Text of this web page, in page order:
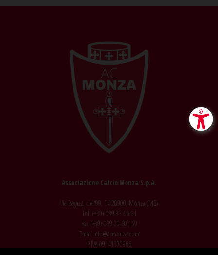
Associazione Calcio Monza S.p.A.
Via Ragazzi del'99, 14 20900, Monza (MB)
Tel. (+39) 039 83 66 64
Fax (+39) 039 20 60 159
Email info@acmonza.com
P.IVA 09141370966